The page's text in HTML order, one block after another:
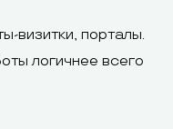
визитки, порталы.
логичнее всего